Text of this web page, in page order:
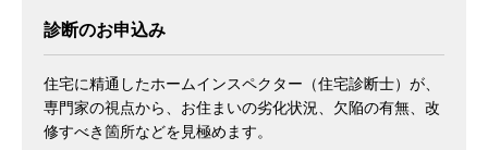
診断のお申込み
住宅に精通したホームインスペクター（住宅診断士）が、
専門家の視点から、お住まいの劣化状況、欠陥の有無、改
修すべき箇所などを見極めます。